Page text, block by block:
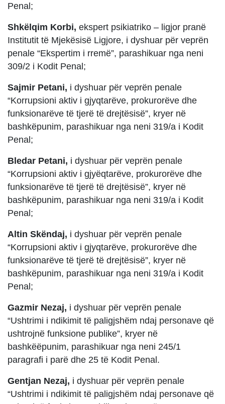
Penal;
Shkëlqim Korbi, ekspert psikiatriko – ligjor pranë
Institutit të Mjekësisë Ligjore, i dyshuar për veprën
penale “Ekspertim i rremë”, parashikuar nga neni
309/2 i Kodit Penal;
Sajmir Petani, i dyshuar për veprën penale
“Korrupsioni aktiv i gjyqtarëve, prokurorëve dhe
funksionarëve të tjerë të drejtësisë”, kryer në
bashkëpunim, parashikuar nga neni 319/a i Kodit
Penal;
Bledar Petani, i dyshuar për veprën penale
“Korrupsioni aktiv i gjyëqtarëve, prokurorëve dhe
funksionarëve të tjerë të drejtësisë”, kryer në
bashkëpunim, parashikuar nga neni 319/a i Kodit
Penal;
Altin Skëndaj, i dyshuar për veprën penale
“Korrupsioni aktiv i gjyqtarëve, prokurorëve dhe
funksionarëve të tjerë të drejtësisë”, kryer në
bashkëpunim, parashikuar nga neni 319/a i Kodit
Penal;
Gazmir Nezaj, i dyshuar për veprën penale
“Ushtrimi i ndikimit të paligjshëm ndaj personave që
ushtrojnë funksione publike”, kryer në
bashkëëpunim, parashikuar nga neni 245/1
paragrafi i parë dhe 25 të Kodit Penal.
Gentjan Nezaj, i dyshuar për veprën penale
“Ushtrimi i ndikimit të paligjshëm ndaj personave që